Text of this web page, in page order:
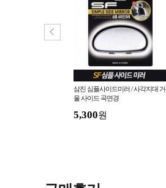
삼진 심플사이드미러 / 사각지대 거
울 사이드 곡면경
5,300원